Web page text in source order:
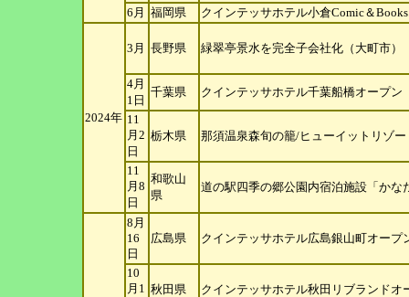
6月 福岡県 クインテッサホテル小倉Comic＆
2024年
3月 長野県 緑翠亭景水を完全子会社化（大町市）
4月
1日
千葉県
クインテッサホテル千葉船橋オープン
11
月2
日
栃木県 那須温泉森旬の籠/ヒューイットリゾ
11
月8
日
和歌山
県
道の駅四季の郷公園内宿泊施設「か
8月
16
日
広島県 クインテッサホテル広島銀山町オープ
10
月1 秋田県 クインテッサホテル秋田リブランド